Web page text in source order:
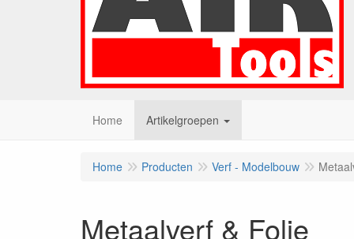
Home Artikelgroepen
Home Producten Verf - Modelbouw
Metaalverf & Folie